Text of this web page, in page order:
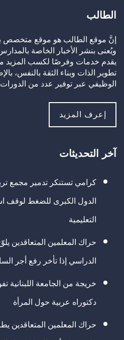
الطالب
إنَّ موقع الطالب هو موقع متخصص
ويُعنى بنشر الأخبار الخاصة
يقدم خدمات وفرصًا لكسب المزيد
تطوير الذات وبناء الثقة بالنفس،
الوظيفي عبر توفير عدد من
إعرف المزيد
آخر التحديثات
كرامي تستنكر تدمير مجمع
الدول الكبرى للضغط لوقف
التعليمية
حراك المعلمين المتعاقدين
الدراسي إذا تأخر رفع أجر
خريجة من الجامعة اللبنانية
دكتوراه عربية حول المرأة
حراك المعلمين المتعاقدين